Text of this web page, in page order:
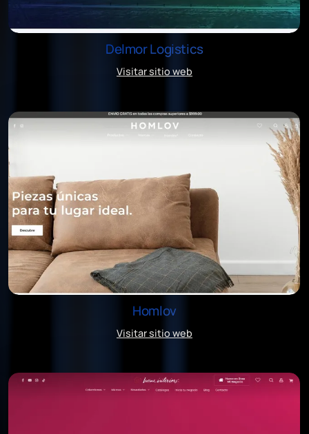
Delmor Logistics
Visitar sitio web
Homlov
Visitar sitio web